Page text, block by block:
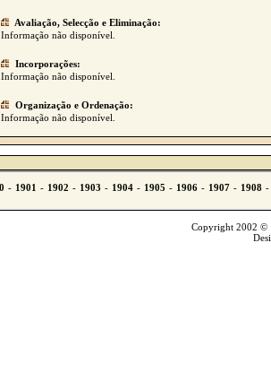
Avaliação, Selecção e Eliminação:
Informação não disponível.
Incorporações:
Informação não disponível.
Organização e Ordenação:
Informação não disponível.
Copyright 2002 ©